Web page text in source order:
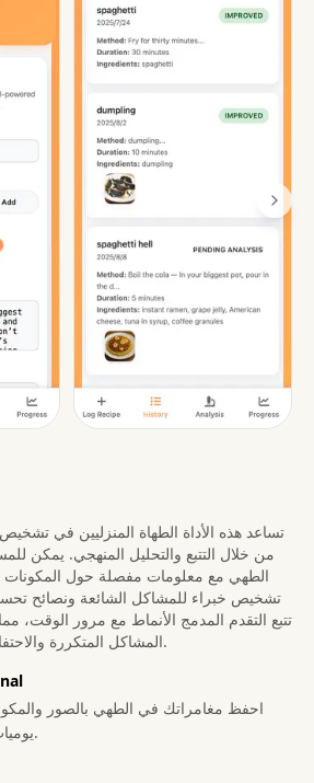
تساعد هذه الأداة الطهاة المنزليين في
من خلال التتبع والتحليل المنهجي. يمكن
الطهي مع معلومات مفصلة حول المكونات
تشخيص خبراء للمشاكل الشائعة ونصائح
تتبع التقدم المدمج الأنماط مع مرور الوقت،
المشاكل المتكررة والاحتفال بانتصاراتهم في المطبخ.
احفظ مغامراتك في الطهي بالصور
يوميات شخصي في المطبخ.